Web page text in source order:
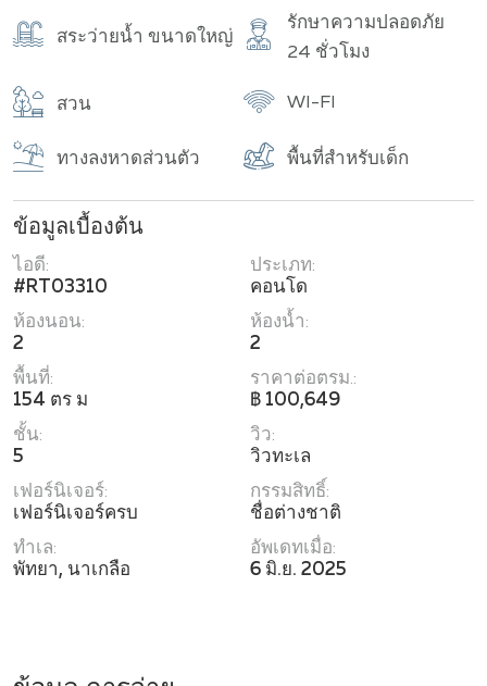
สระว่ายน้ำ ขนาดใหญ่
รักษาความปลอดภัย
24 ชั่วโมง
สวน WI-FI
ทางลงหาดส่วนตัว พื้นที่สำหรับเด็ก
ข้อมูลเบื้องต้น
ไอดี:
#RT03310
ประเภท:
คอนโด
ห้องนอน:
2
ห้องน้ำ:
2
พื้นที่:
154 ตร ม
ราคาต่อตรม.:
฿ 100,649
ชั้น:
5
วิว:
วิวทะเล
เฟอร์นิเจอร์:
เฟอร์นิเจอร์ครบ
กรรมสิทธิ์:
ชื่อต่างชาติ
ทำเล:
พัทยา, นาเกลือ
อัพเดทเมื่อ:
6 มิ.ย. 2025